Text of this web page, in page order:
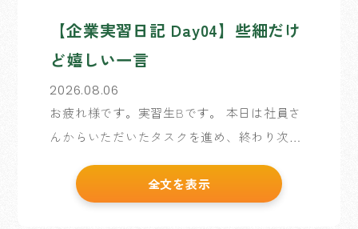
【企業実習日記 Day04】些細だけ
ど嬉しい一言
2026.08.06
お疲れ様です。実習生Bです。 本日は社員さ
んからいただいたタスクを進め、終わり次第
らスタートした実習生企画。 どんな風に作業
を進めるかの話し合う中。 一緒に実習に来て
全文を表示